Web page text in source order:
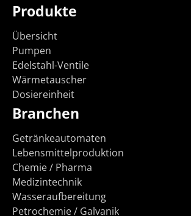
Produkte
Übersicht
Pumpen
Edelstahl-Ventile
Wärmetauscher
Dosiereinheit
Branchen
Getränkeautomaten
Lebensmittelproduktion
Chemie / Pharma
Medizintechnik
Wasseraufbereitung
Petrochemie / Galvanik